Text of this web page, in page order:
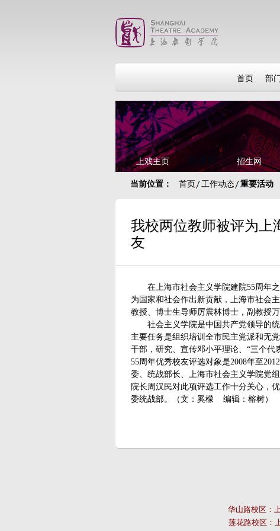
首页 部
上戏主页 院系网 | 招生网 |
当前位置： 首页 工作动态 重要活动
我校两位教师被评为上
友
在上海市社会主义学院建院55周年
为国家和社会作出新贡献，上海市社会
教授、博士生导师厉震林博士，副教授
社会主义学院是中国共产党领导的
主要任务是组织培训全市民主党派和无
干部，研究、宣传邓小平理论、“三个
55周年优秀校友评选对象是2008年至
委、统战部长、上海市社会主义学院党
院长周汉民对此项评选工作十分关心，
委统战部。（文：奚檬 编辑：榕树）
华山路校区：
莲花路校区：